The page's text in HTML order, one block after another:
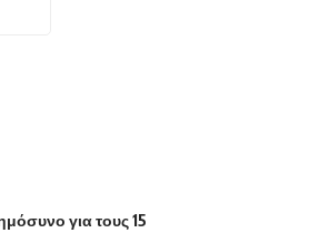
για τους 15